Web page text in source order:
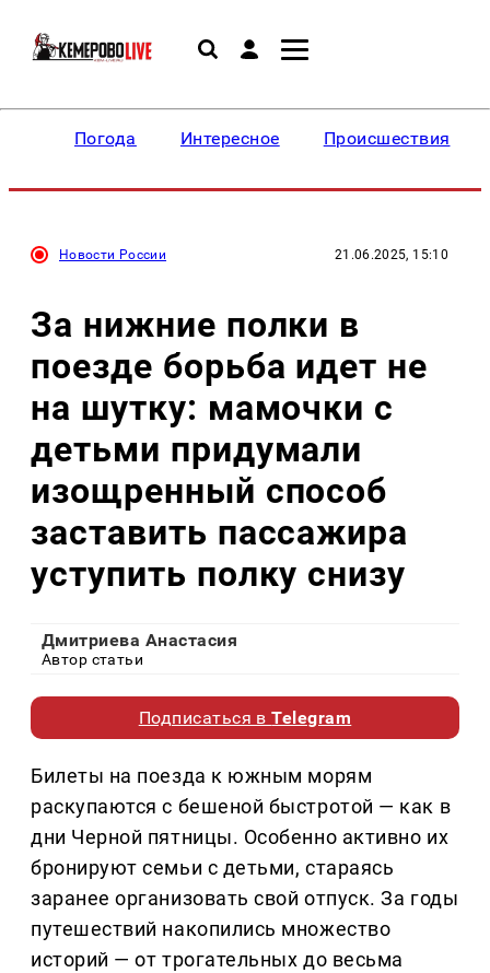
Погода Интересное Происшествия
Новости России 21.06.2025, 15:10
За нижние полки в
поезде борьба идет не
на шутку: мамочки с
детьми придумали
изощренный способ
заставить пассажира
уступить полку снизу
Дмитриева Анастасия
Автор статьи
Подписаться вTelegram
Билеты на поезда к южным морям
раскупаются с бешеной быстротой — как в
дни Черной пятницы. Особенно активно их
бронируют семьи с детьми, стараясь
заранее организовать свой отпуск. За годы
путешествий накопились множество
историй — от трогательных до весьма